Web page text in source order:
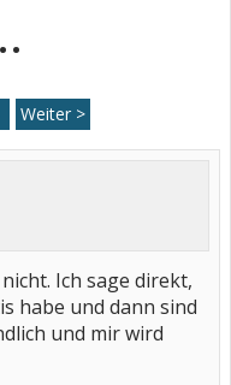
Weiter >
Ich sage direkt,
habe und dann sind
und mir wird